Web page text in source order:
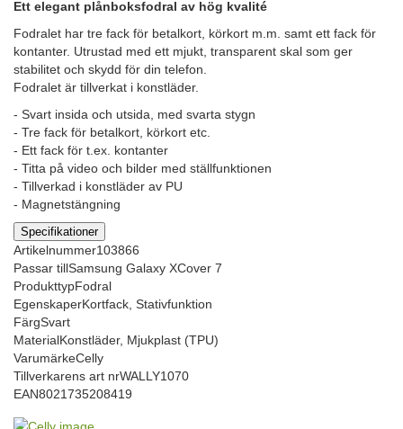
Ett elegant plånboksfodral av hög kvalité
Fodralet har tre fack för betalkort, körkort m.m. samt ett fack för
kontanter. Utrustad med ett mjukt, transparent skal som ger
stabilitet och skydd för din telefon.
Fodralet är tillverkat i konstläder.
- Svart insida och utsida, med svarta stygn
- Tre fack för betalkort, körkort etc.
- Ett fack för t.ex. kontanter
- Titta på video och bilder med ställfunktionen
- Tillverkad i konstläder av PU
- Magnetstängning
Specifikationer
Artikelnummer103866
Passar tillSamsung Galaxy XCover 7
ProdukttypFodral
EgenskaperKortfack, Stativfunktion
FärgSvart
MaterialKonstläder, Mjukplast (TPU)
VarumärkeCelly
Tillverkarens art nrWALLY1070
EAN8021735208419